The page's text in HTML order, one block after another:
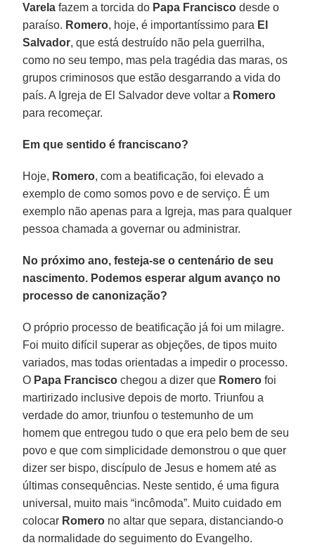
Varela fazem a torcida do Papa Francisco desde o
paraíso. Romero, hoje, é importantíssimo para El
Salvador, que está destruído não pela guerrilha,
como no seu tempo, mas pela tragédia das maras, os
grupos criminosos que estão desgarrando a vida do
país. A Igreja de El Salvador deve voltar a Romero
para recomeçar.
Em que sentido é franciscano?
Hoje, Romero, com a beatificação, foi elevado a
exemplo de como somos povo e de serviço. É um
exemplo não apenas para a Igreja, mas para qualquer
pessoa chamada a governar ou administrar.
No próximo ano, festeja-se o centenário de seu
nascimento. Podemos esperar algum avanço no
processo de canonização?
O próprio processo de beatificação já foi um milagre.
Foi muito difícil superar as objeções, de tipos muito
variados, mas todas orientadas a impedir o processo.
O Papa Francisco chegou a dizer que Romero foi
martirizado inclusive depois de morto. Triunfou a
verdade do amor, triunfou o testemunho de um
homem que entregou tudo o que era pelo bem de seu
povo e que com simplicidade demonstrou o que quer
dizer ser bispo, discípulo de Jesus e homem até as
últimas consequências. Neste sentido, é uma figura
universal, muito mais “incômoda”. Muito cuidado em
colocar Romero no altar que separa, distanciando-o
da normalidade do seguimento do Evangelho.